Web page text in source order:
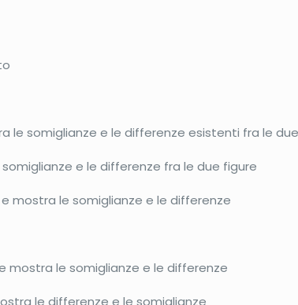
somiglianze e le differenze esistenti fra le
e le differenze fra le due figure
mostra le somiglianze e le differenze
le somiglianze e le differenze
le differenze e le somiglianze